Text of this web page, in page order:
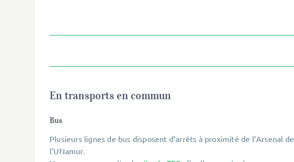
En transports en commun
Bus
Plusieurs lignes de bus disposent d’arrêts à proximité de l’Arsenal de
l’UNamur.